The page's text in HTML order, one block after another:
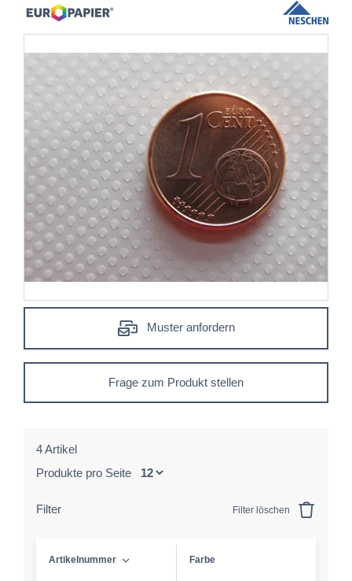
Muster anfordern
Frage zum Produkt stellen
4 Artikel
Produkte pro Seite
Filter Filter löschen
Artikelnummer Farbe